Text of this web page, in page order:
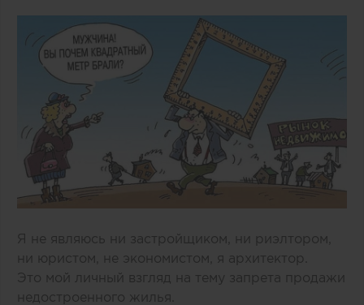
Я не являюсь ни застройщиком, ни риэлтором,
ни юристом, не экономистом, я архитектор.
Это мой личный взгляд на тему запрета продажи
недостроенного жилья.